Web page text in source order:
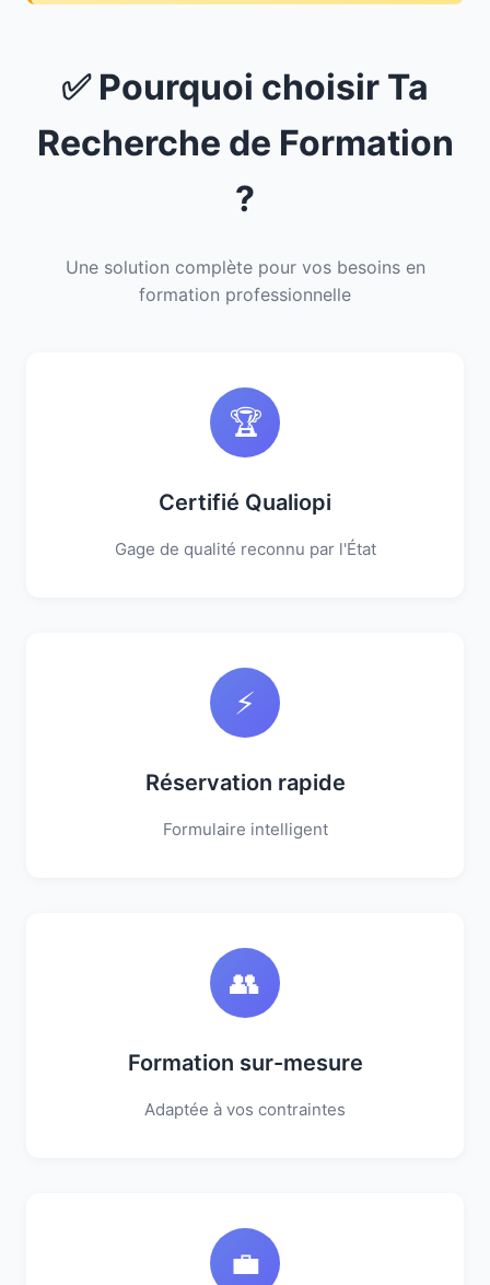
✅ Pourquoi choisir Ta
Recherche de Formation
?
Une solution complète pour vos besoins en
formation professionnelle
🏆
Certifié Qualiopi
Gage de qualité reconnu par l'État
⚡
Réservation rapide
Formulaire intelligent
👥
Formation sur-mesure
Adaptée à vos contraintes
💼